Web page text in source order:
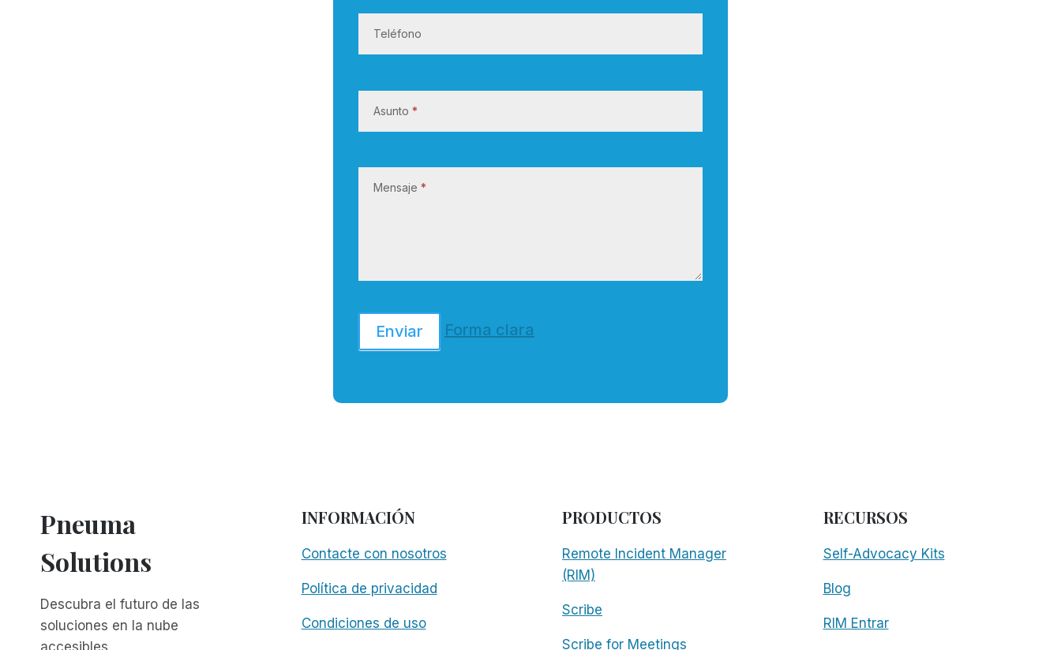
t
o
Teléfono
Asunto *
Mensaje *
Enviar Forma clara
Pneuma
Solutions
Descubra el futuro de las
soluciones en la nube
INFORMACIÓN
Contacte con nosotros
Política de privacidad
Condiciones de uso
PRODUCTOS
Remote Incident Manager
(RIM)
Scribe
Scribe for Meetings
RECURSOS
Self-Advocacy Kits
Blog
RIM Entrar